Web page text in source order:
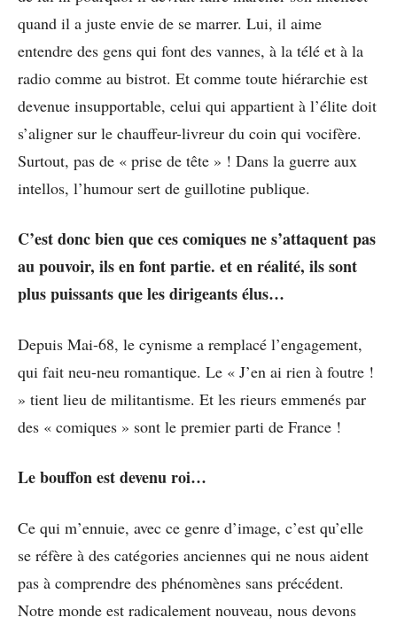
quand il a juste envie de se marrer. Lui, il aime
entendre des gens qui font des vannes, à la télé et à la
radio comme au bistrot. Et comme toute hiérarchie est
devenue insupportable, celui qui appartient à l’élite doit
s’aligner sur le chauffeur-livreur du coin qui vocifère.
Surtout, pas de « prise de tête » ! Dans la guerre aux
intellos, l’humour sert de guillotine publique.
C’est donc bien que ces comiques ne s’attaquent pas
au pouvoir, ils en font partie. et en réalité, ils sont
plus puissants que les dirigeants élus…
Depuis Mai-68, le cynisme a remplacé l’engagement,
qui fait neu-neu romantique. Le « J’en ai rien à foutre !
» tient lieu de militantisme. Et les rieurs emmenés par
des « comiques » sont le premier parti de France !
Le bouffon est devenu roi…
Ce qui m’ennuie, avec ce genre d’image, c’est qu’elle
se réfère à des catégories anciennes qui ne nous aident
pas à comprendre des phénomènes sans précédent.
Notre monde est radicalement nouveau, nous devons